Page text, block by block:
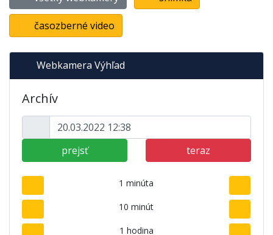
časozberné video
Webkamera Výhľad
Archív
prejsť teraz
1 minúta
10 minút
1 hodina